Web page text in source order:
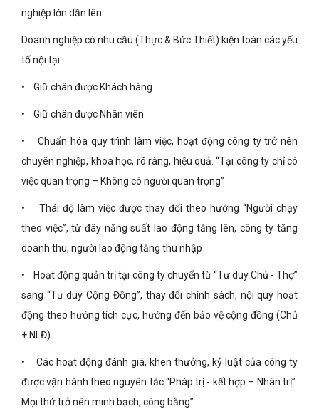
nghiệp lớn dần lên.
Doanh nghiệp có nhu cầu (Thực & Bức Thiết) kiện toàn các yếu
tố nội tại:
• Giữ chân được Khách hàng
• Giữ chân được Nhân viên
• Chuẩn hóa quy trình làm việc, hoạt động công ty trở nên
chuyên nghiệp, khoa học, rõ ràng, hiệu quả. “Tại công ty chỉ có
việc quan trọng – Không có người quan trọng”
• Thái độ làm việc được thay đổi theo hướng “Người chạy
theo việc”, từ đây năng suất lao động tăng lên, công ty tăng
doanh thu, người lao động tăng thu nhập
• Hoạt động quản trị tại công ty chuyển từ “Tư duy Chủ - Thợ”
sang “Tư duy Cộng Đồng”, thay đổi chính sách, nội quy hoạt
động theo hướng tích cực, hướng đến bảo vệ cộng đồng (Chủ
+ NLĐ)
• Các hoạt động đánh giá, khen thưởng, kỷ luật của công ty
được vận hành theo nguyên tắc “Pháp trị - kết hợp – Nhân trị”.
Mọi thứ trở nên minh bạch, công bằng”